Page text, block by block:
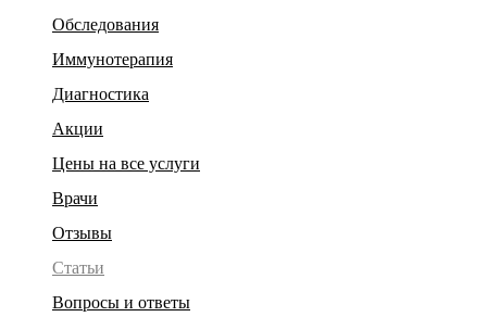
Обследования
Иммунотерапия
Диагностика
Акции
Цены на все услуги
Врачи
Отзывы
Статьи
Вопросы и ответы